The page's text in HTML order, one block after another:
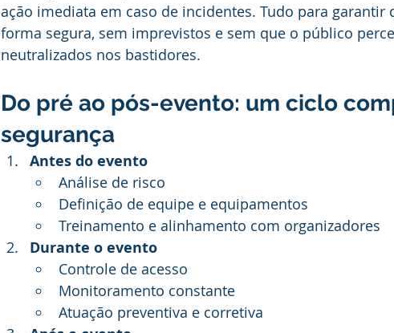
ação imediata em caso de incidentes. Tudo para garantir
forma segura, sem imprevistos e sem que o público
neutralizados nos bastidores.
Do pré ao pós-evento: um ciclo
segurança
Antes do evento
Análise de risco
Definição de equipe e equipamentos
Treinamento e alinhamento com organizadores
Durante o evento
Controle de acesso
Monitoramento constante
Atuação preventiva e corretiva